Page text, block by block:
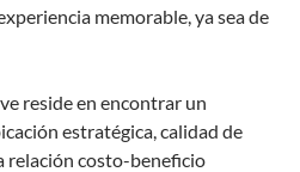
memorable, ya sea de
reside en encontrar un
estratégica, calidad de
relación costo-beneficio